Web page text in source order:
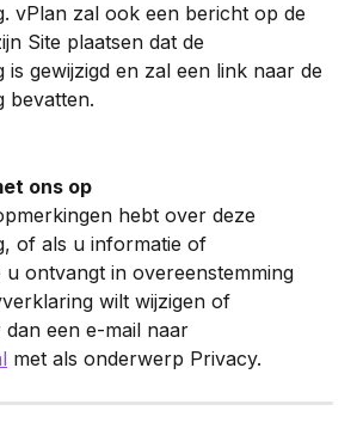
vPlan zal ook een bericht op de
Site plaatsen dat de
gewijzigd en zal een link naar de
bevatten.
ons op
hebt over deze
of als u informatie of
u ontvangt in overeenstemming
wilt wijzigen of
een e-mail naar
met als onderwerp Privacy.